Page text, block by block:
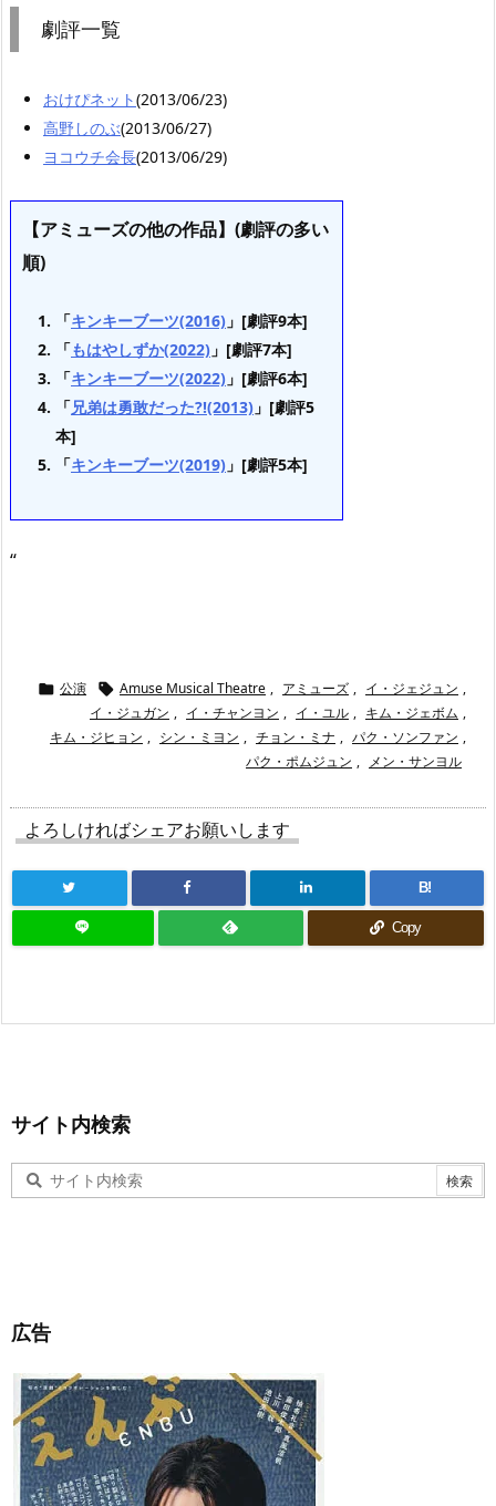
劇評一覧
おけぴネット(2013/06/23)
高野しのぶ(2013/06/27)
ヨコウチ会長(2013/06/29)
【アミューズの他の作品】(劇評の多い
順)
「キンキーブーツ(2016) 」[劇評9本]
「もはやしずか(2022) 」[劇評7本]
「キンキーブーツ(2022) 」[劇評6本]
「兄弟は勇敢だった?!(2013) 」[劇評5
本]
「キンキーブーツ(2019) 」[劇評5本]
“
 公演  Amuse Musical Theatre , アミューズ , イ・ジェジュン ,
イ・ジュガン , イ・チャンヨン , イ・ユル , キム・ジェボム ,
キム・ジヒョン , シン・ミヨン , チョン・ミナ , パク・ソンファン ,
パク・ポムジュン , メン・サンヨル
よろしければシェアお願いします
B!
Copy
サイト内検索
広告